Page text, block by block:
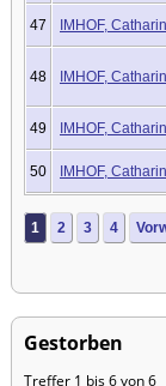
47 IMHOF,
48 IMHOF,
49 IMHOF,
50 IMHOF,
1 2 3 4
Gestorben
Treffer 1 bis 6 von 6